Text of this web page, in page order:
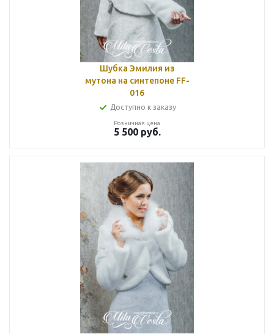
Шубка Эмилия из
мутона на синтепоне FF-
016
Доступно к заказу
Розничная цена
5 500руб.